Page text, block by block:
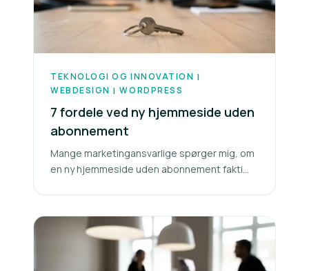
TEKNOLOGI OG INNOVATION |
WEBDESIGN |WORDPRESS
7 fordele ved ny hjemmeside uden
abonnement
Mange marketingansvarlige spørger mig, om
en ny hjemmeside uden abonnement fakti...